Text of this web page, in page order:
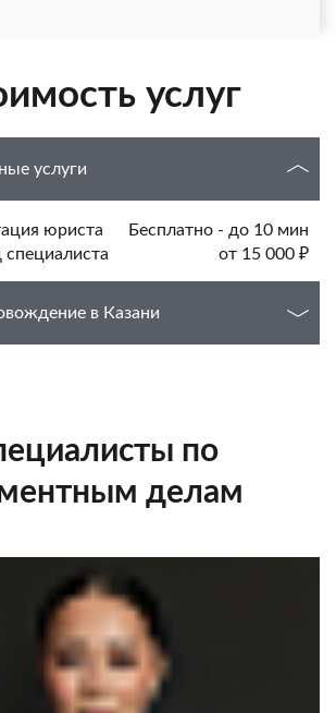
услуг
услуги
юриста
Бесплатно - до 10 мин
от 15 000 ₽
в Казани
по
делам